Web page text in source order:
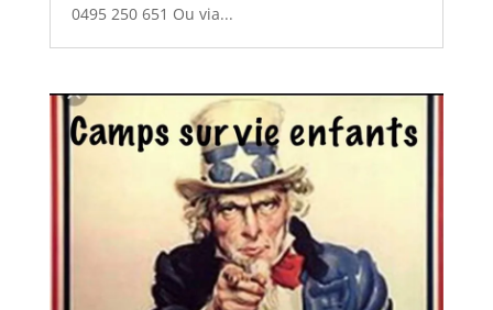
0495 250 651 Ou via...